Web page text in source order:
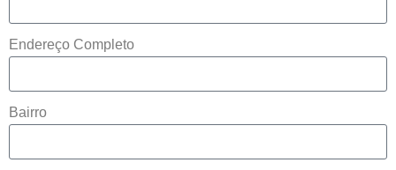
Endereço Completo
Bairro